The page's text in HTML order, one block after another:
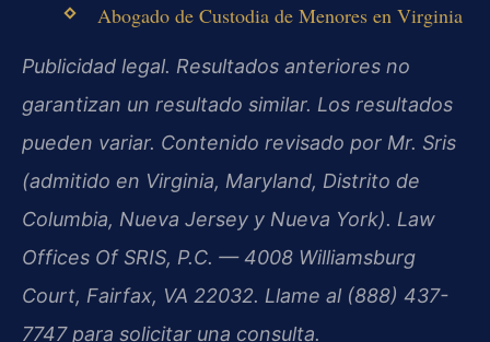
Abogado de Custodia de Menores en Virginia
Publicidad legal. Resultados anteriores no
garantizan un resultado similar. Los resultados
pueden variar. Contenido revisado por Mr. Sris
(admitido en Virginia, Maryland, Distrito de
Columbia, Nueva Jersey y Nueva York). Law
Offices Of SRIS, P.C. — 4008 Williamsburg
Court, Fairfax, VA 22032. Llame al (888) 437-
7747 para solicitar una consulta.